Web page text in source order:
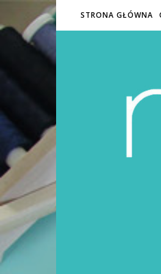
STRONA GŁÓWNA